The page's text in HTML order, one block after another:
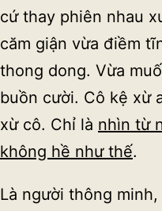
cứ thay phiên nhau
căm giận vừa điềm
thong dong. Vừa
buồn cười. Cô kệ xừ
xừ cô. Chỉ là nhìn từ
không hề như thế.
Là người thông